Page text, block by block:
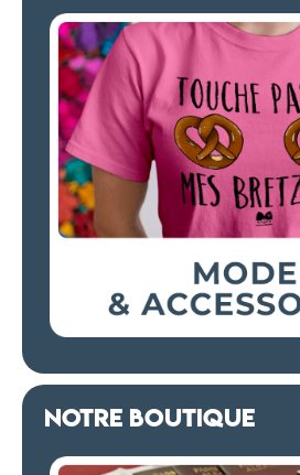
NOTRE BOUTIQUE